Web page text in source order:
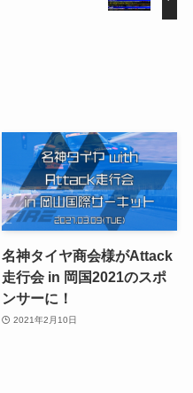
名神タイヤ商会様がAttack
走行会 in 岡国2021のスポ
ンサーに！
2021年2月10日